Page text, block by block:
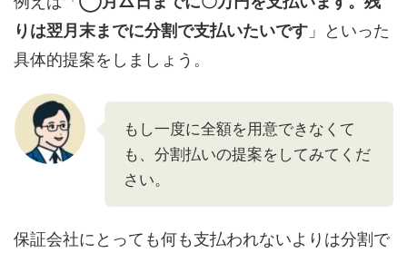
りは翌月末までに分割で支払いたいです 」といった
具体的提案をしましょう。
もし一度に全額を用意できなくて
も、分割払いの提案をしてみてくだ
さい。
保証会社にとっても何も支払われないよりは分割で